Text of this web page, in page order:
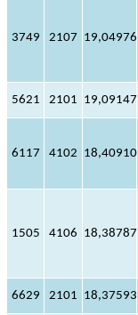
3749 2107 19,04976
5621 2101 19,09147
6117 4102 18,40910
1505 4106 18,38787
6629 2101 18,37593